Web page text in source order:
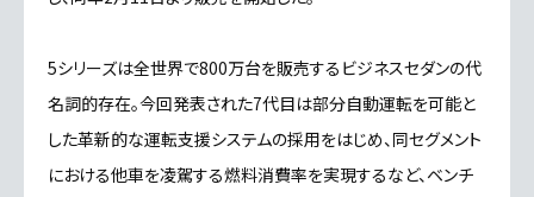
5シリーズは全世界で800万台を販売するビジネスセダンの代
名詞的存在。今回発表された7代目は部分自動運転を可能と
した革新的な運転支援システムの採用をはじめ、同セグメント
における他車を凌駕する燃料消費率を実現するなど、ベンチ